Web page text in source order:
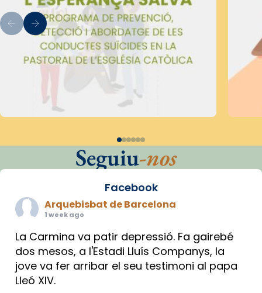
Seguiu-nos
Facebook
Arquebisbat de Barcelona
1 week ago
La Carmina va patir depressió. Fa gairebé
dos mesos, a l'Estadi Lluís Companys, la
jove va fer arribar el seu testimoni al papa
Lleó XIV.